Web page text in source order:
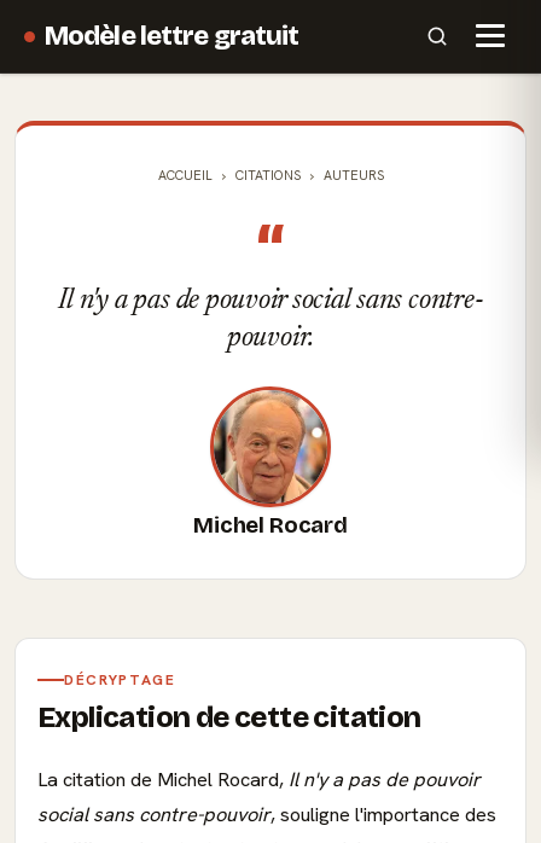
Modèle lettre gratuit
ACCUEIL CITATIONS AUTEURS
“
Il n'y a pas de pouvoir social sans contre-
pouvoir.
Michel Rocard
DÉCRYPTAGE
Explication de cette citation
La citation de Michel Rocard, Il n'y a pas de pouvoir
social sans contre-pouvoir, souligne l'importance des